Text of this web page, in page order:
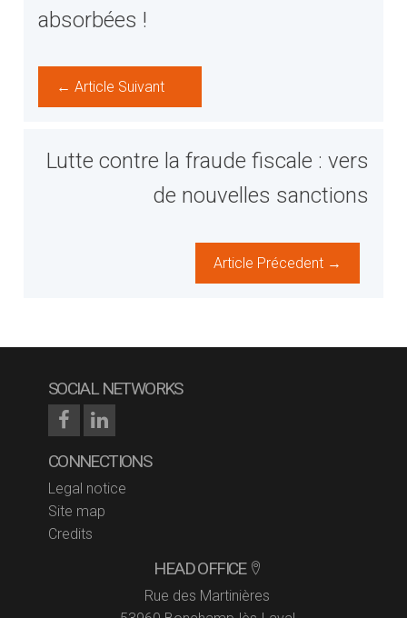
absorbées !
← Article Suivant
Lutte contre la fraude fiscale : vers
de nouvelles sanctions
Article Précedent →
SOCIAL NETWORKS
CONNECTIONS
Legal notice
Site map
Credits
HEAD OFFICE
Rue des Martinières